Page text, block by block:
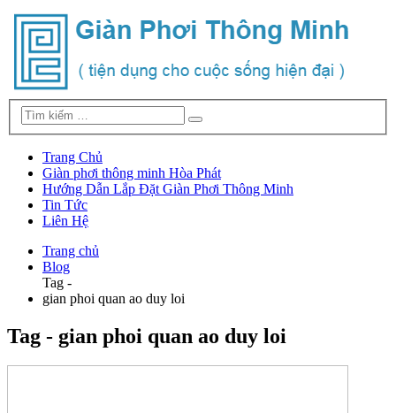
Trang Chủ
Giàn phơi thông minh Hòa Phát
Hướng Dẫn Lắp Đặt Giàn Phơi Thông Minh
Tin Tức
Liên Hệ
Trang chủ
Blog
Tag -
gian phoi quan ao duy loi
Tag - gian phoi quan ao duy loi